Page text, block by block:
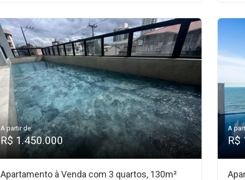
A partir de:
R$ 1.450.000
Apartamento à Venda com 3 quartos, 130m²
A
R$